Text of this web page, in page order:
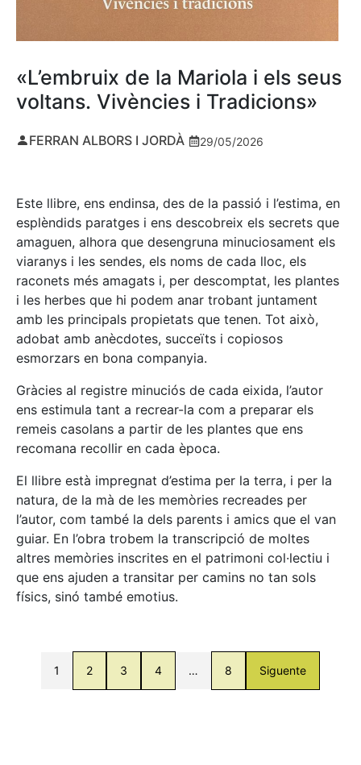
«L’embruix de la Mariola i els seus
voltans. Vivències i Tradicions»
FERRAN ALBORS I JORDÀ 29/05/2026
Este llibre, ens endinsa, des de la passió i l’estima, en
esplèndids paratges i ens descobreix els secrets que
amaguen, alhora que desengruna minuciosament els
viaranys i les sendes, els noms de cada lloc, els
raconets més amagats i, per descomptat, les plantes
i les herbes que hi podem anar trobant juntament
amb les principals propietats que tenen. Tot això,
adobat amb anècdotes, succeïts i copiosos
esmorzars en bona companyia.
Gràcies al registre minuciós de cada eixida, l’autor
ens estimula tant a recrear-la com a preparar els
remeis casolans a partir de les plantes que ens
recomana recollir en cada època.
El llibre està impregnat d’estima per la terra, i per la
natura, de la mà de les memòries recreades per
l’autor, com també la dels parents i amics que el van
guiar. En l’obra trobem la transcripció de moltes
altres memòries inscrites en el patrimoni col·lectiu i
que ens ajuden a transitar per camins no tan sols
físics, sinó també emotius.
1 2 3 4 … 8 Siguente